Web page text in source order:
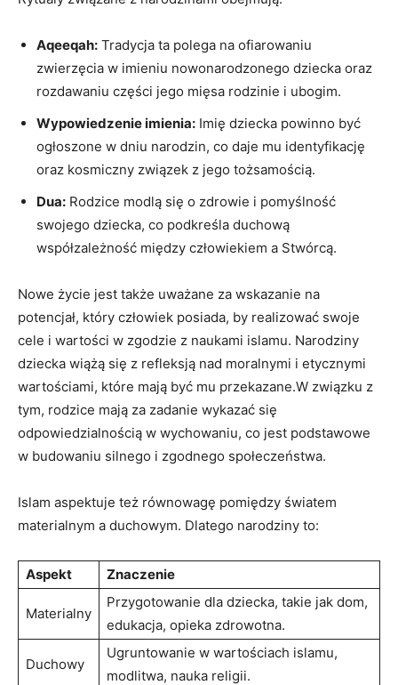
Aqeeqah: Tradycja ta polega na ofiarowaniu
zwierzęcia w imieniu nowonarodzonego dziecka oraz
rozdawaniu części jego mięsa rodzinie i ubogim.
Wypowiedzenie imienia: Imię dziecka powinno być
ogłoszone w dniu narodzin, co daje mu identyfikację
oraz kosmiczny związek z jego tożsamością.
Dua: Rodzice modlą się o zdrowie i pomyślność
swojego dziecka, co podkreśla duchową
współzależność między człowiekiem a Stwórcą.
Nowe życie jest także uważane za wskazanie na
potencjał, który człowiek posiada, by realizować swoje
cele i wartości w zgodzie z naukami islamu. Narodziny
dziecka wiążą się z refleksją nad moralnymi i etycznymi
wartościami, które mają być mu przekazane.W związku z
tym, rodzice mają za zadanie wykazać się
odpowiedzialnością w wychowaniu, co jest podstawowe
w budowaniu silnego i zgodnego społeczeństwa.
Islam aspektuje też równowagę pomiędzy światem
materialnym a duchowym. Dlatego narodziny to:
Aspekt Znaczenie
Materialny
Przygotowanie dla dziecka, takie jak dom,
edukacja, opieka zdrowotna.
Duchowy
Ugruntowanie w wartościach islamu,
modlitwa, nauka religii.